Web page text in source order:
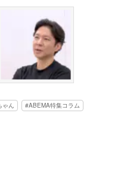
ゃん
ABEMA特集コラム